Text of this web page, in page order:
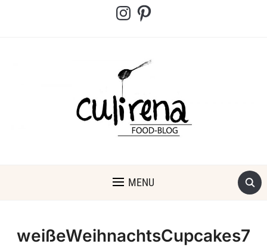
InstagramPinterest
MENU
weißeWeihnachtsCupcakes7